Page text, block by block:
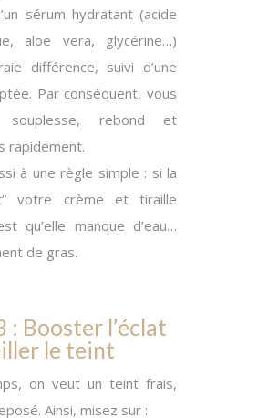
sérum hydratant (acide
aloe vera, glycérine…)
différence, suivi d’une
Par conséquent, vous
souplesse, rebond et
rapidement.
à une règle simple : si la
votre crème et tiraille
qu’elle manque d’eau…
de gras.
: Booster l’éclat
le teint
on veut un teint frais,
Ainsi, misez sur :